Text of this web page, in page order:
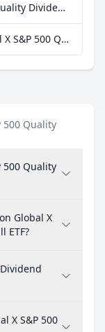
Mehr Daten zu Global X S&P 500 Quality Dividend Covered Call ETF bei extraETF
Mehr Fundamentaldaten zu Global X S&P 500 Quality Dividend Covered Call ETF bei Parqet
500 Quality
500 Quality
Global X
ETF?
X S&P 500